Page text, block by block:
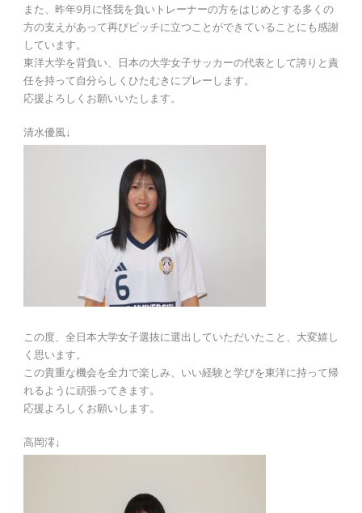
また、昨年9月に怪我を負いトレーナーの方をはじめとする多くの
方の支えがあって再びピッチに立つことができていることにも感謝
しています。
東洋大学を背負い、日本の大学女子サッカーの代表として誇りと責
任を持って自分らしくひたむきにプレーします。
応援よろしくお願いいたします。
清水優風↓
この度、全日本大学女子選抜に選出していただいたこと、大変嬉し
く思います。
この貴重な機会を全力で楽しみ、いい経験と学びを東洋に持って帰
れるように頑張ってきます。
応援よろしくお願いします。
高岡澪↓